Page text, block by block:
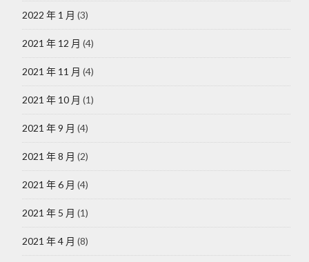
2022 年 1 月 (3)
2021 年 12 月 (4)
2021 年 11 月 (4)
2021 年 10 月 (1)
2021 年 9 月 (4)
2021 年 8 月 (2)
2021 年 6 月 (4)
2021 年 5 月 (1)
2021 年 4 月 (8)